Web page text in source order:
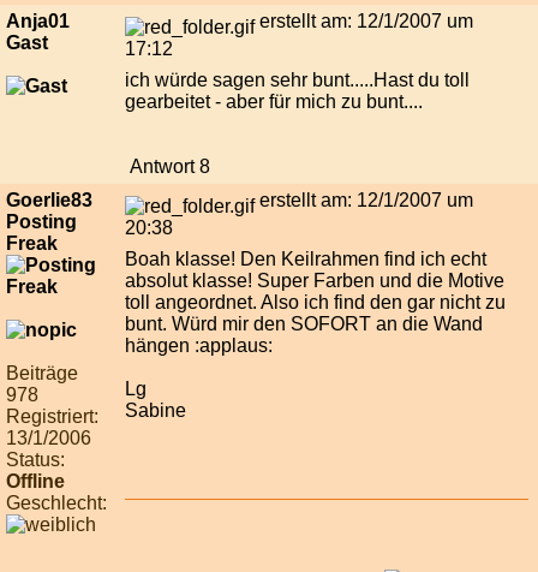
Anja01
Gast
erstellt am: 12/1/2007 um
17:12
ich würde sagen sehr bunt.....Hast du toll
gearbeitet - aber für mich zu bunt....
Antwort 8
Goerlie83
Posting
Freak
Beiträge
978
Registriert:
13/1/2006
Status:
Offline
Geschlecht:
erstellt am: 12/1/2007 um
20:38
Boah klasse! Den Keilrahmen find ich echt
absolut klasse! Super Farben und die Motive
toll angeordnet. Also ich find den gar nicht zu
bunt. Würd mir den SOFORT an die Wand
hängen :applaus:
Lg
Sabine